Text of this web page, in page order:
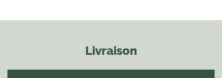
Livraison